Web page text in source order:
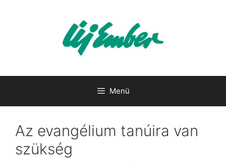
Menü
Az evangélium tanúira van
szükség